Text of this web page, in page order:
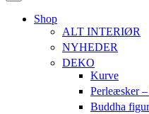
Shop
ALT INTERIØR
NYHEDER
DEKO
Kurve
Perleæsker
Buddha